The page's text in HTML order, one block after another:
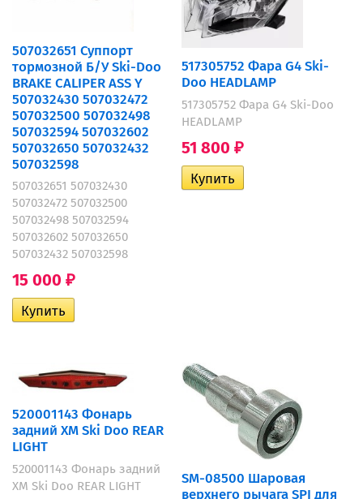
507032651 Суппорт
тормозной Б/У Ski-Doo
BRAKE CALIPER ASS Y
507032430 507032472
507032500 507032498
507032594 507032602
507032650 507032432
507032598
507032651 507032430
507032472 507032500
507032498 507032594
507032602 507032650
507032432 507032598
15 000 ₽
517305752 Фара G4 Ski-
Doo HEADLAMP
517305752 Фара G4 Ski-Doo
HEADLAMP
51 800 ₽
520001143 Фонарь
задний XM Ski Doo REAR
LIGHT
520001143 Фонарь задний
XM Ski Doo REAR LIGHT
SM-08500 Шаровая
верхнего рычага SPI для